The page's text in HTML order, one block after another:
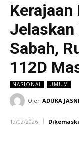
Kerajaan
Jelaskan
Sabah,
112D
NASIONAL UMUM
Oleh ADUKA
12/02/2026